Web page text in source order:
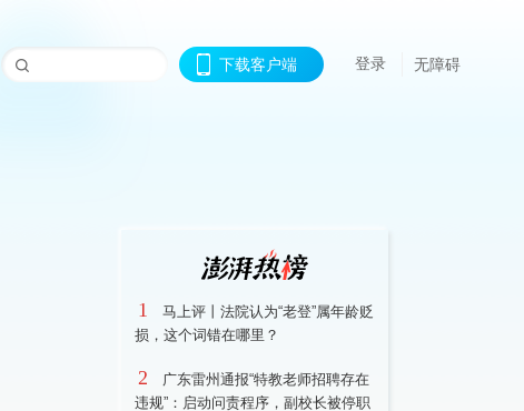
下载客户端 登录 无障碍
1
马上评丨法院认为“老登”属年龄贬
损，这个词错在哪里？
2
广东雷州通报“特教老师招聘存在
违规”：启动问责程序，副校长被停职